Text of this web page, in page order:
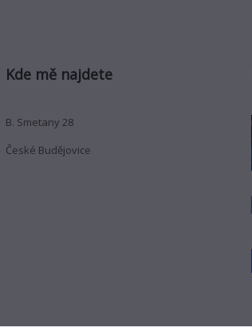
Kde mě najdete
B. Smetany 28
České Budějovice